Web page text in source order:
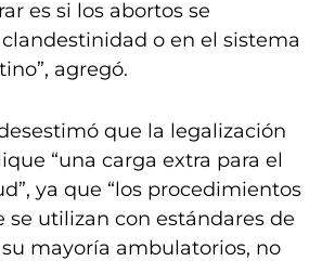
es si los abortos se
o en el sistema
agregó.
que la legalización
“una carga extra para el
ya que “los procedimientos
se utilizan con estándares de
su mayoría ambulatorios, no